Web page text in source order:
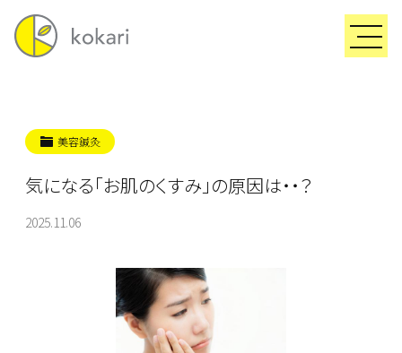
美容鍼灸
気になる「お肌のくすみ」の原因は・・？
2025.11.06